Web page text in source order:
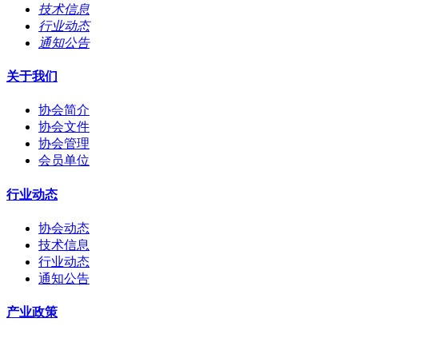
技术信息
行业动态
通知公告
关于我们
协会简介
协会文件
协会管理
会员单位
行业动态
协会动态
技术信息
行业动态
通知公告
产业政策